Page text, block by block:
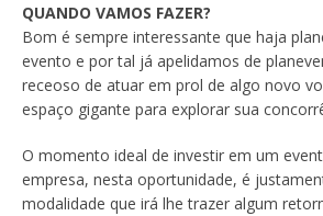
QUANDO VAMOS FAZER?
Bom é sempre interessante que haja
evento e por tal já apelidamos de
receoso de atuar em prol de algo novo
espaço gigante para explorar sua
O momento ideal de investir em um
empresa, nesta oportunidade, é
modalidade que irá lhe trazer algum